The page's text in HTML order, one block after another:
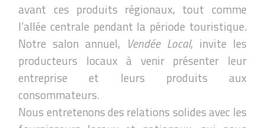
avant ces produits régionaux, tout comme
l’allée centrale pendant la période touristique.
Notre salon annuel, Vendée Local, invite les
producteurs locaux à venir présenter leur
entreprise et leurs produits aux
consommateurs.
Nous entretenons des relations solides avec les